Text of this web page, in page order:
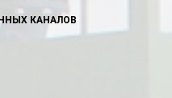
КАНАЛОВ